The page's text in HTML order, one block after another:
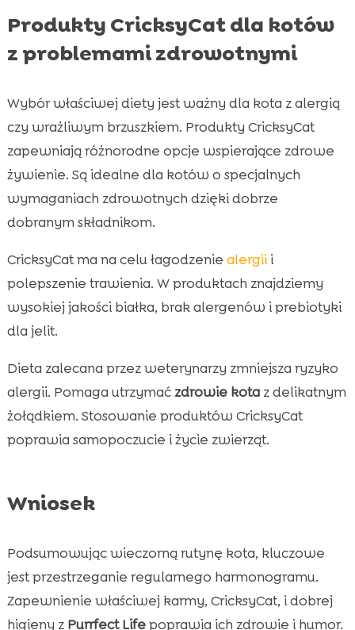
Produkty CricksyCat dla kotów
z problemami zdrowotnymi
Wybór właściwej diety jest ważny dla kota z alergią
czy wrażliwym brzuszkiem. Produkty CricksyCat
zapewniają różnorodne opcje wspierające zdrowe
żywienie. Są idealne dla kotów o specjalnych
wymaganiach zdrowotnych dzięki dobrze
dobranym składnikom.
CricksyCat ma na celu łagodzenie alergiii
polepszenie trawienia. W produktach znajdziemy
wysokiej jakości białka, brak alergenów i prebiotyki
dla jelit.
Dieta zalecana przez weterynarzy zmniejsza ryzyko
alergii. Pomaga utrzymać zdrowie kotaz delikatnym
żołądkiem. Stosowanie produktów CricksyCat
poprawia samopoczucie i życie zwierząt.
Wniosek
Podsumowując wieczorną rutynę kota, kluczowe
jest przestrzeganie regularnego harmonogramu.
Zapewnienie właściwej karmy, CricksyCat, i dobrej
higieny z Purrfect Lifepoprawia ich zdrowie i humor.